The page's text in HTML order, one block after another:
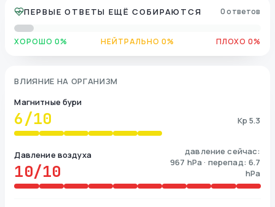
ПЕРВЫЕ ОТВЕТЫ ЕЩЁ СОБИРАЮТСЯ 0 ответов
ХОРОШО 0% НЕЙТРАЛЬНО 0% ПЛОХО 0%
ВЛИЯНИЕ НА ОРГАНИЗМ
Магнитные бури
6/10 Kp 5.3
Давление воздуха
10/10
давление сейчас:
967 hPa · перепад: 6.7
hPa